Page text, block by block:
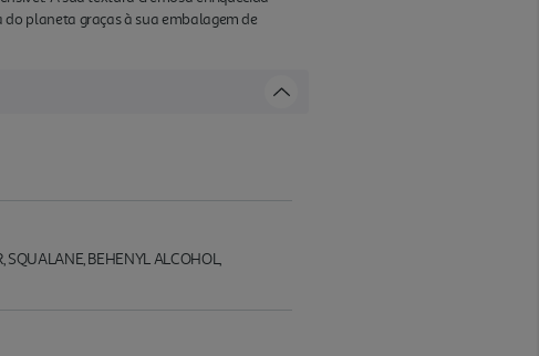
planeta graças à sua embalagem de
BEHENYL ALCOHOL,